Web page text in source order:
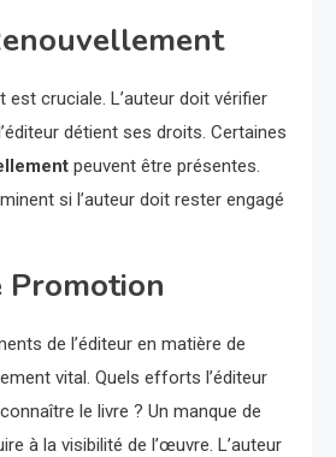
est cruciale. L’auteur doit vérifier
détient ses droits. Certaines
peuvent être présentes.
si l’auteur doit rester engagé
Promotion
de l’éditeur en matière de
vital. Quels efforts l’éditeur
le livre ? Un manque de
à la visibilité de l’œuvre. L’auteur